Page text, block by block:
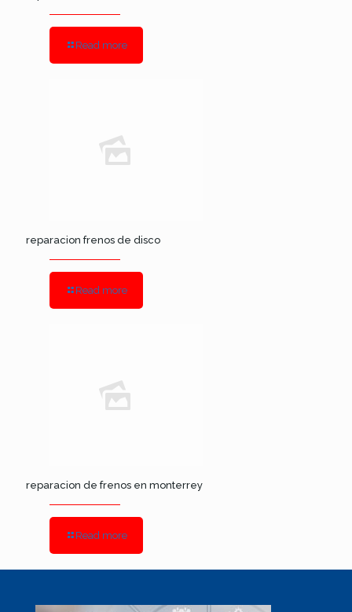
Read more
reparacion frenos de disco
Read more
reparacion de frenos en monterrey
Read more